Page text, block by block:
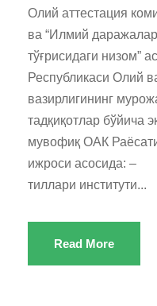
Олий аттестация
ва “Илмий
тўғрисидаги низом”
Республикаси Олий
вазирлигининг
тадқиқотлар бўйича
мувофиқ ОАК
ижроси асосида: –
тиллари институти...
Read More